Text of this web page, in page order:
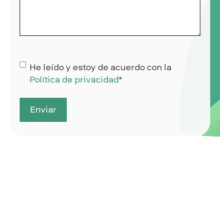
Consentimiento*
He leído y estoy de acuerdo con la
Política de privacidad*